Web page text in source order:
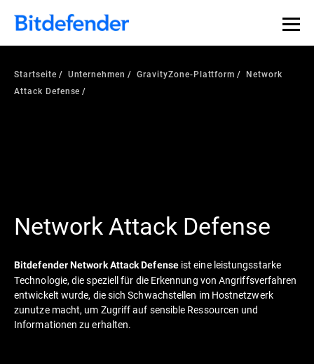
Datensouveränität in der Cybersicherheit: Live-Webinar,
30. Juli. Jetzt registrieren >>
Startseite Unternehmen GravityZone-Plattform
Network
Attack Defense
Network Attack Defense
Bitdefender Network Attack Defenseist eine leistungsstarke
Technologie, die speziell für die Erkennung von Angriffsverfahren
entwickelt wurde, die sich Schwachstellen im Hostnetzwerk
zunutze macht, um Zugriff auf sensible Ressourcen und
Informationen zu erhalten.